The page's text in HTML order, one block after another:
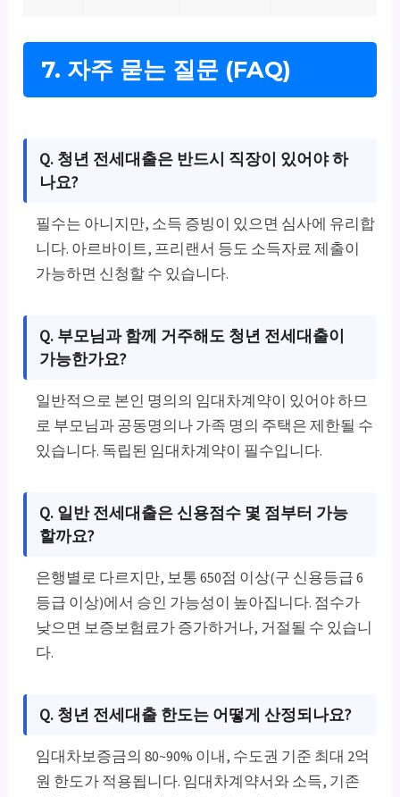
7. 자주 묻는 질문 (FAQ)
Q. 청년 전세대출은 반드시 직장이 있어야 하
나요?
필수는 아니지만, 소득 증빙이 있으면 심사에 유리합
니다. 아르바이트, 프리랜서 등도 소득자료 제출이
가능하면 신청할 수 있습니다.
Q. 부모님과 함께 거주해도 청년 전세대출이
가능한가요?
일반적으로 본인 명의의 임대차계약이 있어야 하므
로 부모님과 공동명의나 가족 명의 주택은 제한될 수
있습니다. 독립된 임대차계약이 필수입니다.
Q. 일반 전세대출은 신용점수 몇 점부터 가능
할까요?
은행별로 다르지만, 보통 650점 이상(구 신용등급 6
등급 이상)에서 승인 가능성이 높아집니다. 점수가
낮으면 보증보험료가 증가하거나, 거절될 수 있습니
다.
Q. 청년 전세대출 한도는 어떻게 산정되나요?
임대차보증금의 80~90% 이내, 수도권 기준 최대 2억
원 한도가 적용됩니다. 임대차계약서와 소득, 기존